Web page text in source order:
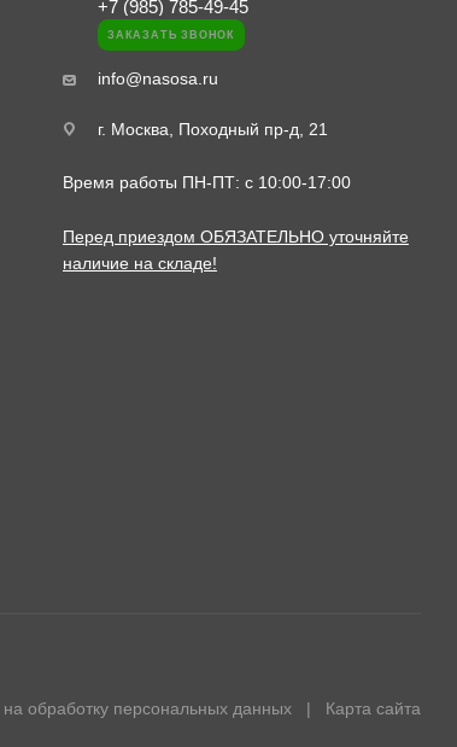
+7 (985) 785-49-45
ЗАКАЗАТЬ ЗВОНОК
info@nasosa.ru
г. Москва, Походный пр-д, 21
Время работы ПН-ПТ: с 10:00-17:00
Перед приездом ОБЯЗАТЕЛЬНО уточняйте
наличие на складе!
на обработку персональных данных | Карта сайта